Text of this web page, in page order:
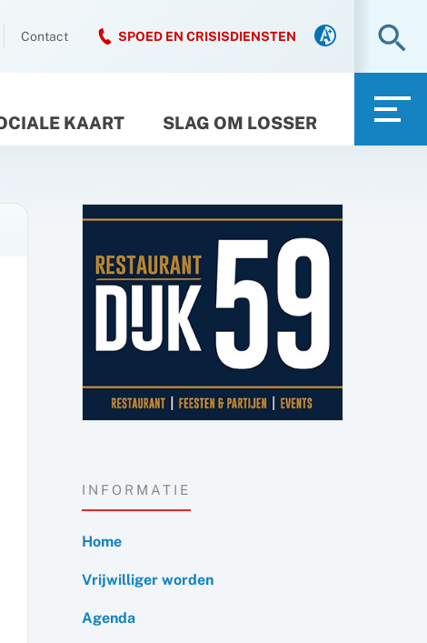
Contact SPOED EN CRISISDIENSTEN
KAART SLAG OM LOSSER
INFORMATIE
Home
Vrijwilliger worden
Agenda